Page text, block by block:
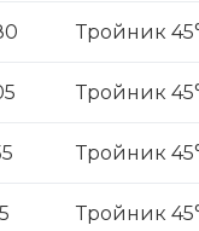
Тройник
Тройник
Тройник
Тройник